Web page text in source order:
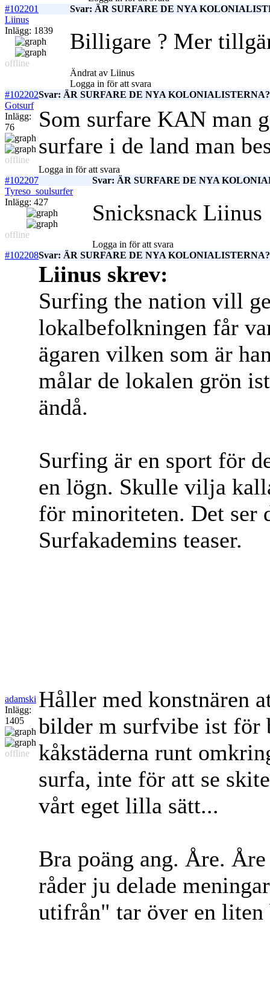
#102201
Svar: ÄR SURFARE DE NYA
Liinus
Inlägg: 1839
offline
Billigare ? Mer
Ändrat av Liinus
Logga in för att svara
#102202Svar: ÄR SURFARE DE NYA KOLONIALISTERNA?
Gotsurf
Inlägg:
76
offline
Som surfare KAN man
surfare i de land man
Logga in för att svara
#102207
Svar: ÄR SURFARE DE NYA
Tyreso_soulsurfer
Inlägg: 427
offline
Snicksnack Liinus
Logga in för att svara
#102208Svar: ÄR SURFARE DE NYA KOLONIALISTERNA?
adamski
Inlägg:
1405
offline
Liinus skrev:
Surfing the nation vill
lokalbefolkningen får
ägaren vilken som är
målar de lokalen grön
ändå.
Surfing är en sport för
en lögn. Skulle vilja
för minoriteten. Det ser
Surfakademins teaser.
Håller med konstnären
bilder m surfvibe ist för
kåkstäderna runt
surfa, inte för att se
vårt eget lilla sätt...
Bra poäng ang. Åre.
råder ju delade
utifrån" tar över en liten